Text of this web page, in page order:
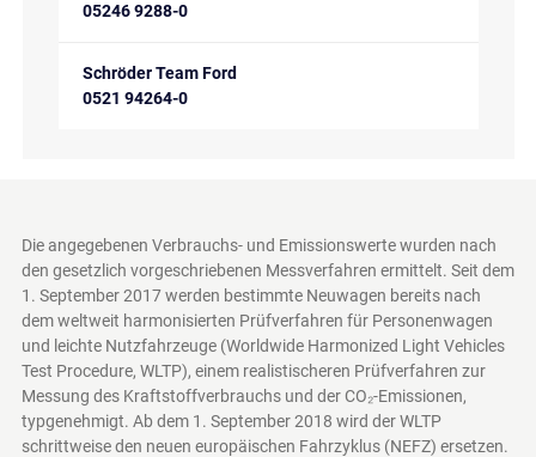
05246 9288-0
Schröder Team Ford
0521 94264-0
Die angegebenen Verbrauchs- und Emissionswerte wurden nach
den gesetzlich vorgeschriebenen Messverfahren ermittelt. Seit dem
1. September 2017 werden bestimmte Neuwagen bereits nach
dem weltweit harmonisierten Prüfverfahren für Personenwagen
und leichte Nutzfahrzeuge (Worldwide Harmonized Light Vehicles
Test Procedure, WLTP), einem realistischeren Prüfverfahren zur
Messung des Kraftstoffverbrauchs und der CO₂-Emissionen,
typgenehmigt. Ab dem 1. September 2018 wird der WLTP
schrittweise den neuen europäischen Fahrzyklus (NEFZ) ersetzen.